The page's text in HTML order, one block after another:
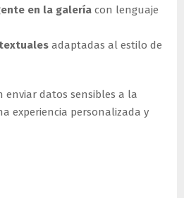
en la galería con lenguaje
adaptadas al estilo de
enviar datos sensibles a la
experiencia personalizada y